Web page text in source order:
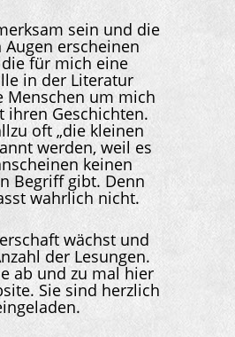
sein und die
erscheinen
die für mich eine
in der Literatur
Menschen um mich
ihren Geschichten.
oft „die kleinen
werden, weil es
keinen
Begriff gibt. Denn
wahrlich nicht.
wächst und
der Lesungen.
ab und zu mal hier
Sie sind herzlich